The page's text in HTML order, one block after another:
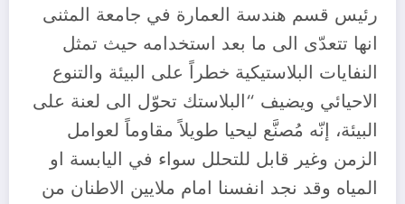
رئيس قسم هندسة العمارة في جامعة المثنى
انها تتعدّى الى ما بعد استخدامه حيث تمثل
النفايات البلاستيكية خطراً على البيئة والتنوع
الاحيائي ويضيف “البلاستك تحوّل الى لعنة على
البيئة، إنّه مُصنَّع ليحيا طويلاً مقاوماً لعوامل
الزمن وغير قابل للتحلل سواء في اليابسة او
المياه وقد نجد انفسنا امام ملايين الاطنان من